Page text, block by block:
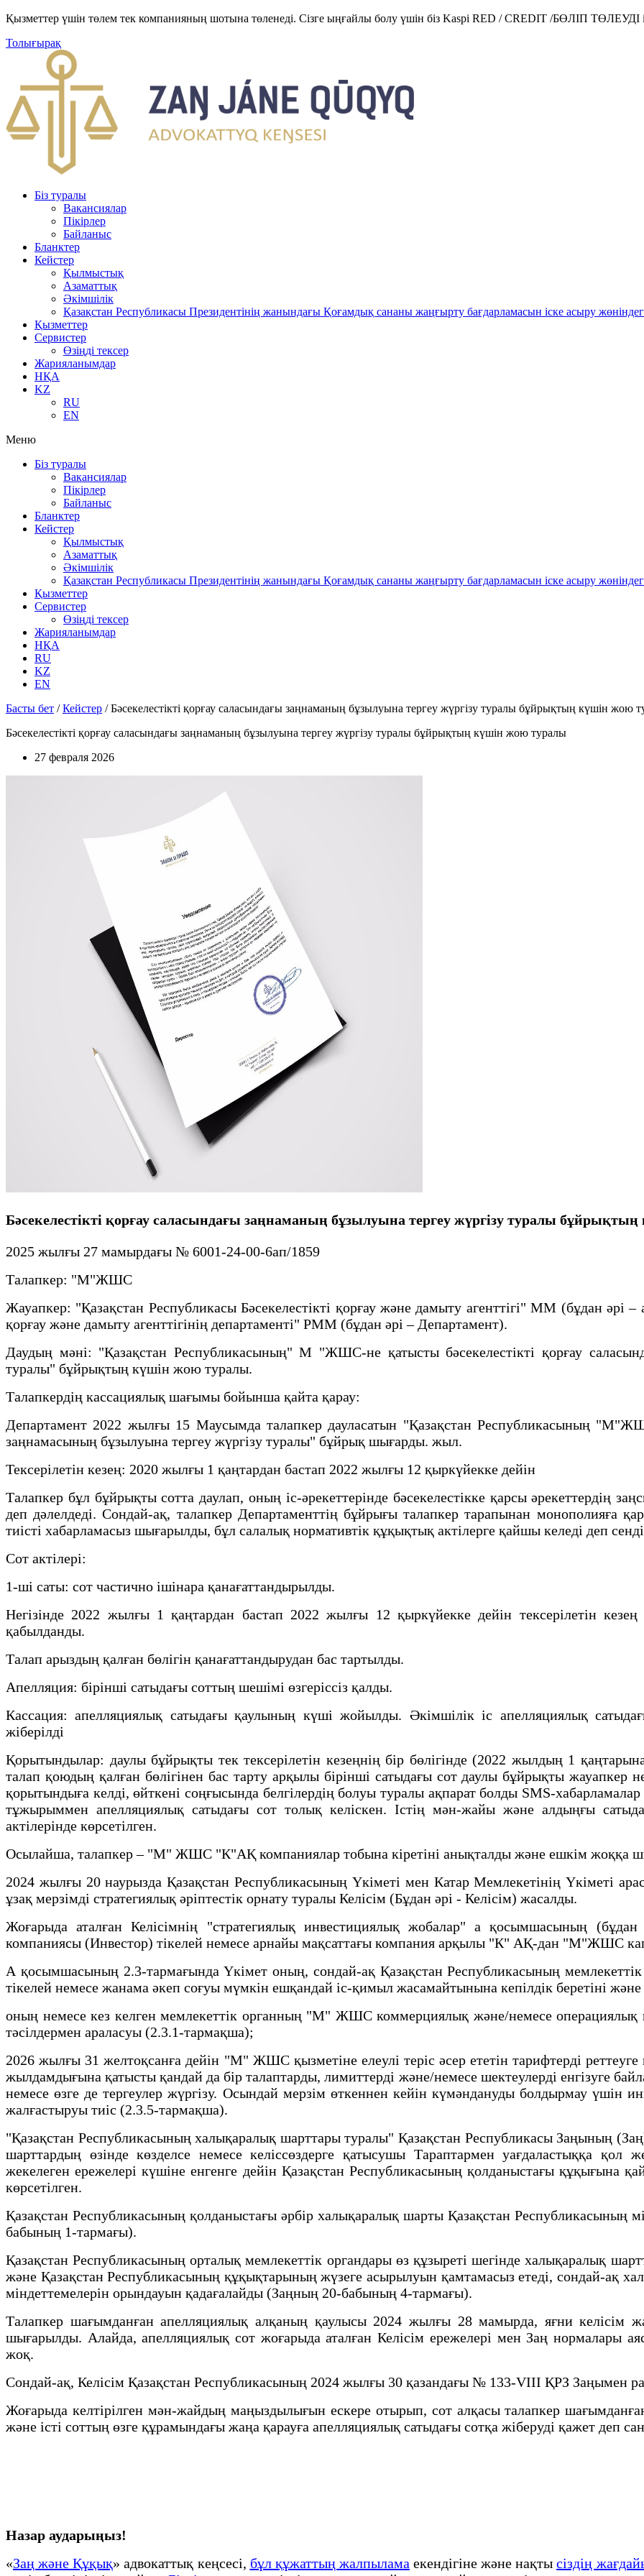
Қызметтер үшін төлем тек компанияның шотына төленеді. Сізге ыңғайлы болу үшін біз Kaspi RED / CREDIT /БӨЛІП ТӨЛЕУДІ
Толығырақ
Біз туралы
Вакансиялар
Пікірлер
Байланыс
Бланктер
Кейстер
Қылмыстық
Азаматтық
Әкімшілік
Қазақстан Республикасы Президентінің жанындағы Қоғамдық сананы жаңғырту бағдарламасын іске асыру
Қызметтер
Сервистер
Өзіңді тексер
Жарияланымдар
НҚА
KZ
RU
EN
Меню
Біз туралы
Вакансиялар
Пікірлер
Байланыс
Бланктер
Кейстер
Қылмыстық
Азаматтық
Әкімшілік
Қазақстан Республикасы Президентінің жанындағы Қоғамдық сананы жаңғырту бағдарламасын іске асыру
Қызметтер
Сервистер
Өзіңді тексер
Жарияланымдар
НҚА
RU
KZ
EN
Басты бет /Кейстер /Бәсекелестікті қорғау саласындағы заңнаманың бұзылуына тергеу жүргізу туралы бұйрықтың күшін жою
Бәсекелестікті қорғау саласындағы заңнаманың бұзылуына тергеу жүргізу туралы бұйрықтың күшін жою туралы
27 февраля 2026
Бәсекелестікті қорғау саласындағы заңнаманың бұзылуына тергеу жүргізу туралы
2025 жылғы 27 мамырдағы № 6001-24-00-6ап/1859
Талапкер: "М"ЖШС
Жауапкер: "Қазақстан Республикасы Бәсекелестікті қорғау және дамыту агенттігі" ММ (бұдан әрі –
қорғау және дамыту агенттігінің департаменті" РММ (бұдан әрі – Департамент).
Даудың мәні: "Қазақстан Республикасының" М "ЖШС-не қатысты бәсекелестікті қорғау
туралы" бұйрықтың күшін жою туралы.
Талапкердің кассациялық шағымы бойынша қайта қарау:
Департамент 2022 жылғы 15 Маусымда талапкер дауласатын "Қазақстан Республикасының
заңнамасының бұзылуына тергеу жүргізу туралы" бұйрық шығарды. жыл.
Тексерілетін кезең: 2020 жылғы 1 қаңтардан бастап 2022 жылғы 12 қыркүйекке дейін
Талапкер бұл бұйрықты сотта даулап, оның іс-әрекеттерінде бәсекелестікке қарсы әрекеттердің
деп дәлелдеді. Сондай-ақ, талапкер Департаменттің бұйрығы талапкер тарапынан монополияға
тиісті хабарламасыз шығарылды, бұл салалық нормативтік құқықтық актілерге қайшы келеді деп
Сот актілері:
1-ші саты: сот частично ішінара қанағаттандырылды.
Негізінде 2022 жылғы 1 қаңтардан бастап 2022 жылғы 12 қыркүйекке дейін тексерілетін
қабылданды.
Талап арыздың қалған бөлігін қанағаттандырудан бас тартылды.
Апелляция: бірінші сатыдағы соттың шешімі өзгеріссіз қалды.
Кассация: апелляциялық сатыдағы қаулының күші жойылды. Әкімшілік іс апелляциялық
жіберілді
Қорытындылар: даулы бұйрықты тек тексерілетін кезеңнің бір бөлігінде (2022 жылдың 1
талап қоюдың қалған бөлігінен бас тарту арқылы бірінші сатыдағы сот даулы бұйрықты жауапкер
қорытындыға келді, өйткені соңғысында белгілердің болуы туралы ақпарат болды SMS-
тұжырыммен апелляциялық сатыдағы сот толық келіскен. Істің мән-жайы және алдыңғы
актілерінде көрсетілген.
Осылайша, талапкер – "М" ЖШС "К"АҚ компаниялар тобына кіретіні анықталды және ешкім жоққа
2024 жылғы 20 наурызда Қазақстан Республикасының Үкіметі мен Катар Мемлекетінің Үкіметі
ұзақ мерзімді стратегиялық әріптестік орнату туралы Келісім (Бұдан әрі - Келісім) жасалды.
Жоғарыда аталған Келісімнің "стратегиялық инвестициялық жобалар" а қосымшасының
компаниясы (Инвестор) тікелей немесе арнайы мақсаттағы компания арқылы "К" АҚ-дан "М"ЖШС
А қосымшасының 2.3-тармағында Үкімет оның, сондай-ақ Қазақстан Республикасының мемлекеттік
тікелей немесе жанама әкеп соғуы мүмкін ешқандай іс-қимыл жасамайтынына кепілдік беретіні және
оның немесе кез келген мемлекеттік органның "М" ЖШС коммерциялық және/немесе операциялық
тәсілдермен араласуы (2.3.1-тармақша);
2026 жылғы 31 желтоқсанға дейін "М" ЖШС қызметіне елеулі теріс әсер ететін тарифтерді
жылдамдығына қатысты қандай да бір талаптарды, лимиттерді және/немесе шектеулерді енгізуге
немесе өзге де тергеулер жүргізу. Осындай мерзім өткеннен кейін күмәндануды болдырмау үшін
жалғастыруы тиіс (2.3.5-тармақша).
"Қазақстан Республикасының халықаралық шарттары туралы" Қазақстан Республикасы Заңының
шарттардың өзінде көзделсе немесе келіссөздерге қатысушы Тараптармен уағдаластыққа қол
жекелеген ережелері күшіне енгенге дейін Қазақстан Республикасының қолданыстағы құқығына
көрсетілген.
Қазақстан Республикасының қолданыстағы әрбір халықаралық шарты Қазақстан Республикасының
бабының 1-тармағы).
Қазақстан Республикасының орталық мемлекеттік органдары өз құзыреті шегінде халықаралық
және Қазақстан Республикасының құқықтарының жүзеге асырылуын қамтамасыз етеді, сондай-ақ
міндеттемелерін орындауын қадағалайды (Заңның 20-бабының 4-тармағы).
Талапкер шағымданған апелляциялық алқаның қаулысы 2024 жылғы 28 мамырда, яғни келісім
шығарылды. Алайда, апелляциялық сот жоғарыда аталған Келісім ережелері мен Заң нормалары
жоқ.
Сондай-ақ, Келісім Қазақстан Республикасының 2024 жылғы 30 қазандағы № 133-VIII ҚРЗ Заңымен
Жоғарыда келтірілген мән-жайдың маңыздылығын ескере отырып, сот алқасы талапкер
және істі соттың өзге құрамындағы жаңа қарауға апелляциялық сатыдағы сотқа жіберуді қажет деп
Назар аударыңыз!
«Заң және Құқық» адвокаттық кеңсесі, бұл құжаттың жалпылама екендігіне және нақтысіздің